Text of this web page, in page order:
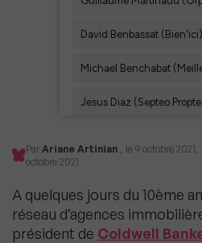
ParAriane Artinian , le 9 octobre
octobre 2021
A quelques jours du 10ème
réseau d’agences
président de Coldwell